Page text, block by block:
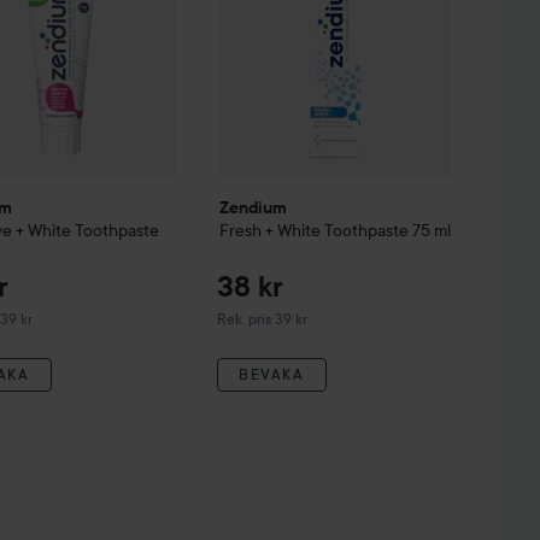
+ White Toothpaste
kr pris 39 kr
Zendium
Fresh + White Toothpaste 75 ml
38 kr
Rek. pris 39 kr
Rekommenderat pris 39 kr
BEVAKA